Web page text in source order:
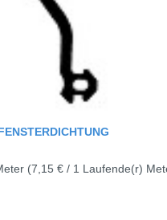
(7,15 € / 1 Laufende(r)